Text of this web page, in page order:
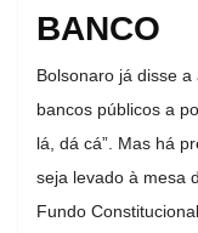
BANCO
Bolsonaro já disse
bancos públicos a
lá, dá cá”. Mas há
seja levado à mesa
Fundo